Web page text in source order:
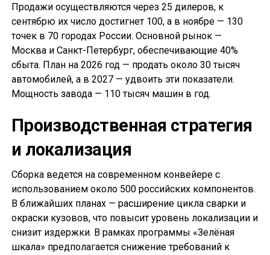
Продажи осуществляются через 25 дилеров, к
сентябрю их число достигнет 100, а в ноябре — 130
точек в 70 городах России. Основной рынок —
Москва и Санкт-Петербург, обеспечивающие 40%
сбыта. План на 2026 год — продать около 30 тысяч
автомобилей, а в 2027 — удвоить эти показатели.
Мощность завода — 110 тысяч машин в год.
Производственная стратегия
и локализация
Сборка ведется на современном конвейере с
использованием около 500 российских компонентов.
В ближайших планах — расширение цикла сварки и
окраски кузовов, что повысит уровень локализации и
снизит издержки. В рамках программы «Зелёная
шкала» предполагается снижение требований к